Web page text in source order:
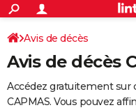
ACTUALITÉS
Politique
Société
Faits Divers
Education
Monde
Villes
+
SPORT
Coupe du monde 2026
Football
Tennis
Cyclisme
Rugby
Forum
Programme TV
TNT
Streaming
Cinéma
Sorties cinéma
Musique
+
FINANCE
Avis de décès
Avis de décès
Accédez gratuitement sur
CAPMAS. Vous pouvez